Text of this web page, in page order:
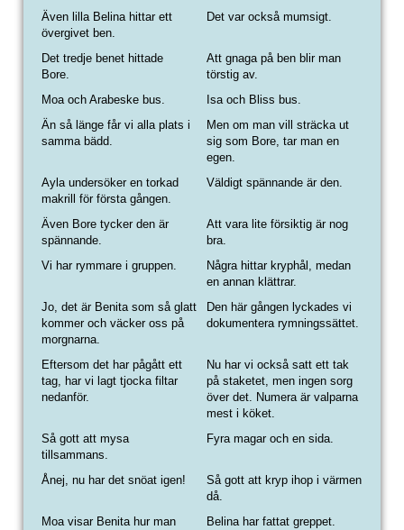
Även lilla Belina hittar ett
övergivet ben.
Det var också mumsigt.
Det tredje benet hittade
Bore.
Att gnaga på ben blir man
törstig av.
Moa och Arabeske bus.
Isa och Bliss bus.
Än så länge får vi alla plats i
samma bädd.
Men om man vill sträcka ut
sig som Bore, tar man en
egen.
Ayla undersöker en torkad
makrill för första gången.
Väldigt spännande är den.
Även Bore tycker den är
spännande.
Att vara lite försiktig är nog
bra.
Vi har rymmare i gruppen.
Några hittar kryphål, medan
en annan klättrar.
Jo, det är Benita som så glatt
kommer och väcker oss på
morgnarna.
Den här gången lyckades vi
dokumentera rymningssättet.
Eftersom det har pågått ett
tag, har vi lagt tjocka filtar
nedanför.
Nu har vi också satt ett tak
på staketet, men ingen sorg
över det. Numera är valparna
mest i köket.
Så gott att mysa
tillsammans.
Fyra magar och en sida.
Ånej, nu har det snöat igen!
Så gott att kryp ihop i värmen
då.
Moa visar Benita hur man
Belina har fattat greppet.